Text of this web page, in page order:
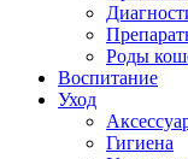
Роды
Воспитание
Уход
Гигиена